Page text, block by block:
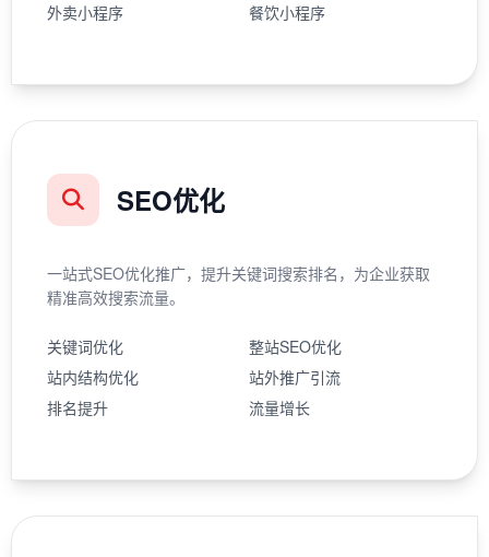
外卖小程序
餐饮小程序
SEO优化
一站式SEO优化推广，提升关键词搜索排名，为企业获取
精准高效搜索流量。
关键词优化
整站SEO优化
站内结构优化
站外推广引流
排名提升
流量增长